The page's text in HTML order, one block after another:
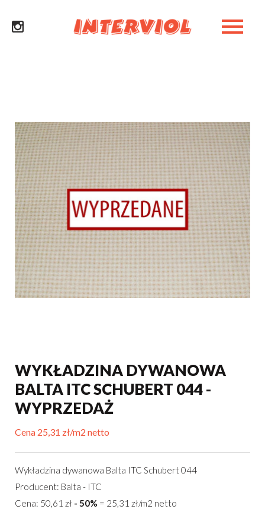
WYKŁADZINA DYWANOWA
BALTA ITC SCHUBERT 044 -
WYPRZEDAŻ
Cena 25,31 zł/m2 netto
Wykładzina dywanowa Balta ITC Schubert 044
Producent: Balta - ITC
Cena: 50,61 zł - 50% = 25,31 zł/m2 netto